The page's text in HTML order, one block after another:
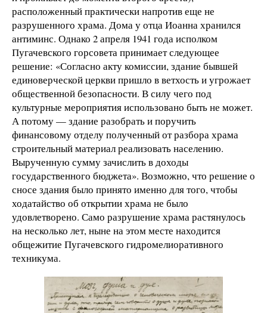
расположенный практически напротив еще не
разрушенного храма. Дома у отца Иоанна хранился
антиминс. Однако 2 апреля 1941 года исполком
Пугачевского горсовета принимает следующее
решение: «Согласно акту комиссии, здание бывшей
единоверческой церкви пришло в ветхость и угрожает
общественной безопасности. В силу чего под
культурные мероприятия использовано быть не может.
А потому — здание разобрать и поручить
финансовому отделу полученный от разбора храма
строительный материал реализовать населению.
Вырученную сумму зачислить в доходы
государственного бюджета». Возможно, что решение о
сносе здания было принято именно для того, чтобы
ходатайство об открытии храма не было
удовлетворено. Само разрушение храма растянулось
на несколько лет, ныне на этом месте находится
общежитие Пугачевского гидромелиоративного
техникума.